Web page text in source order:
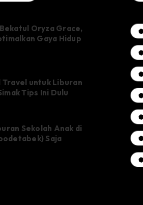
Oryza Grace,
Gaya Hidup
Travel untuk Liburan
Tips Ini Dulu
Sekolah Anak di
Saja